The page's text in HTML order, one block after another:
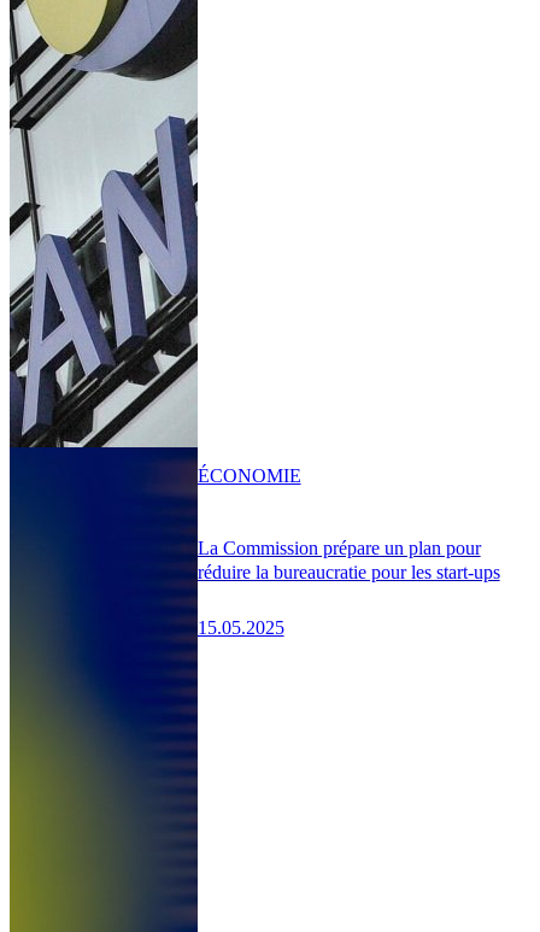
La Commission prépare un plan pour
réduire la bureaucratie pour les start-ups
15.05.2025
ÉCONOMIE